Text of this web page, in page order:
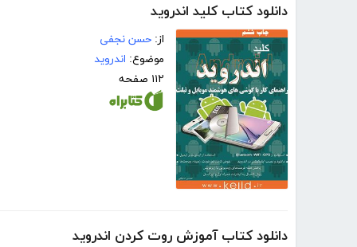
دانلود کتاب کلید اندروید
از: حسن نجفی
موضوع: اندروید
۱۱۲ صفحه
دانلود کتاب آموزش روت کردن اندروید